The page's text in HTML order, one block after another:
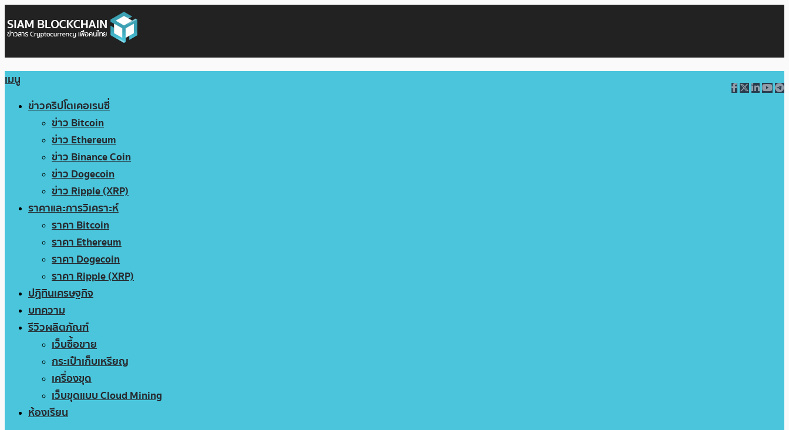
เมนู
ข่าวคริปโตเคอเรนซี่
ข่าว Bitcoin
ข่าว Ethereum
ข่าว Binance Coin
ข่าว Dogecoin
ข่าว Ripple (XRP)
ราคาและการวิเคราะห์
ราคา Bitcoin
ราคา Ethereum
ราคา Dogecoin
ราคา Ripple (XRP)
ปฏิทินเศรษฐกิจ
บทความ
รีวิวผลิตภัณฑ์
เว็บซื้อขาย
กระเป๋าเก็บเหรียญ
เครื่องขุด
เว็บขุดแบบ Cloud Mining
ห้องเรียน